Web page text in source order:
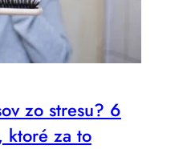
zo stresu? 6
ktoré za to